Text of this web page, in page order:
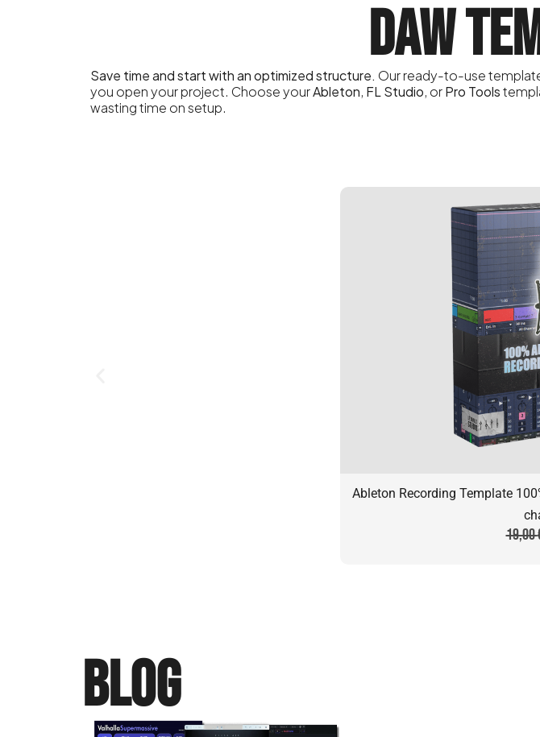
DAW
Save time and start with an optimized structure. Our ready-to-use
you open your project. Choose yourAbleton, FL Studio, orPro Tools
wasting time on setup.
Ableton Recording Template
19,00
Blog